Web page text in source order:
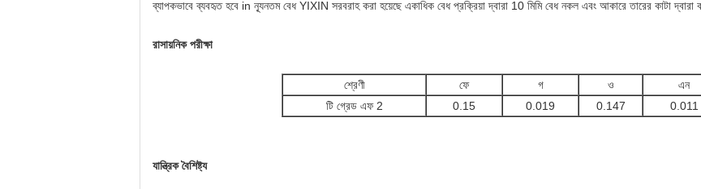
ব্যাপকভাবে ব্যবহৃত হবে in ন্যূনতম বেধ YIXIN সরবরাহ করা হয়েছে একাধিক বেধ প্রক্রিয়া দ্বারা 10 মিমি বেধ নকল এবং আকারে তারের কাটা দ্বারা
রাসায়নিক পরীক্ষা
শ্রেণী ফে গ ও এন
টি গ্রেড এফ 2
0.15 0.019 0.147 0.011
যান্ত্রিক বৈশিষ্ট্য